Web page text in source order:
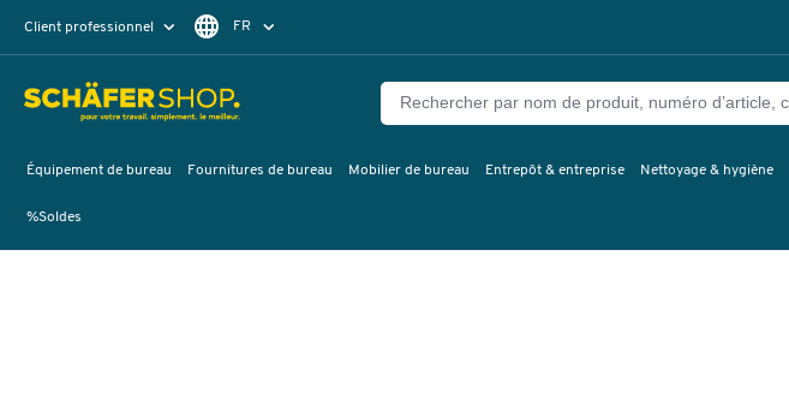
Client professionnel FR
EN
Équipement de bureau Fournitures de bureau Mobilier de bureau Entrepôt & entreprise Nettoyage & hygiène
%Soldes